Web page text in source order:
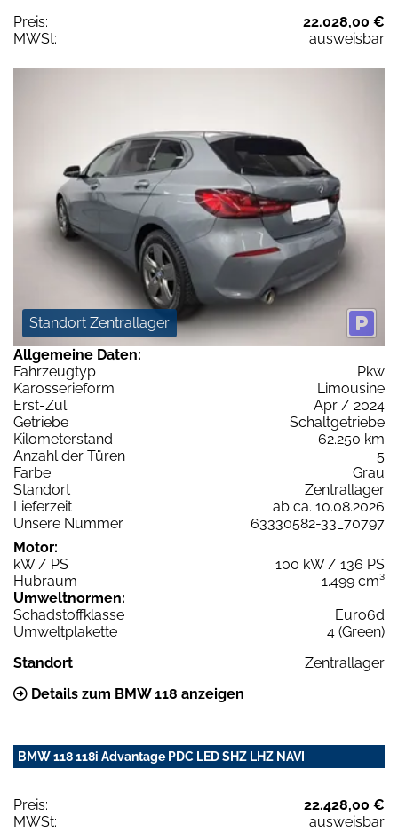
Preis:
22.028,00 €
MWSt:
ausweisbar
Standort Zentrallager
Allgemeine Daten:
Fahrzeugtyp
Pkw
Karosserieform
Limousine
Erst-Zul.
Apr / 2024
Getriebe
Schaltgetriebe
Kilometerstand
62.250 km
Anzahl der Türen
5
Farbe
Grau
Standort
Zentrallager
Lieferzeit
ab ca. 10.08.2026
Unsere Nummer
63330582-33_70797
Motor:
kW / PS
100 kW / 136 PS
Hubraum
1.499 cm³
Umweltnormen:
Schadstoffklasse
Euro6d
Umweltplakette
4 (Green)
Standort
Zentrallager
Details zum BMW 118 anzeigen
BMW 118 118i Advantage PDC LED SHZ LHZ NAVI
Preis:
22.428,00 €
MWSt:
ausweisbar